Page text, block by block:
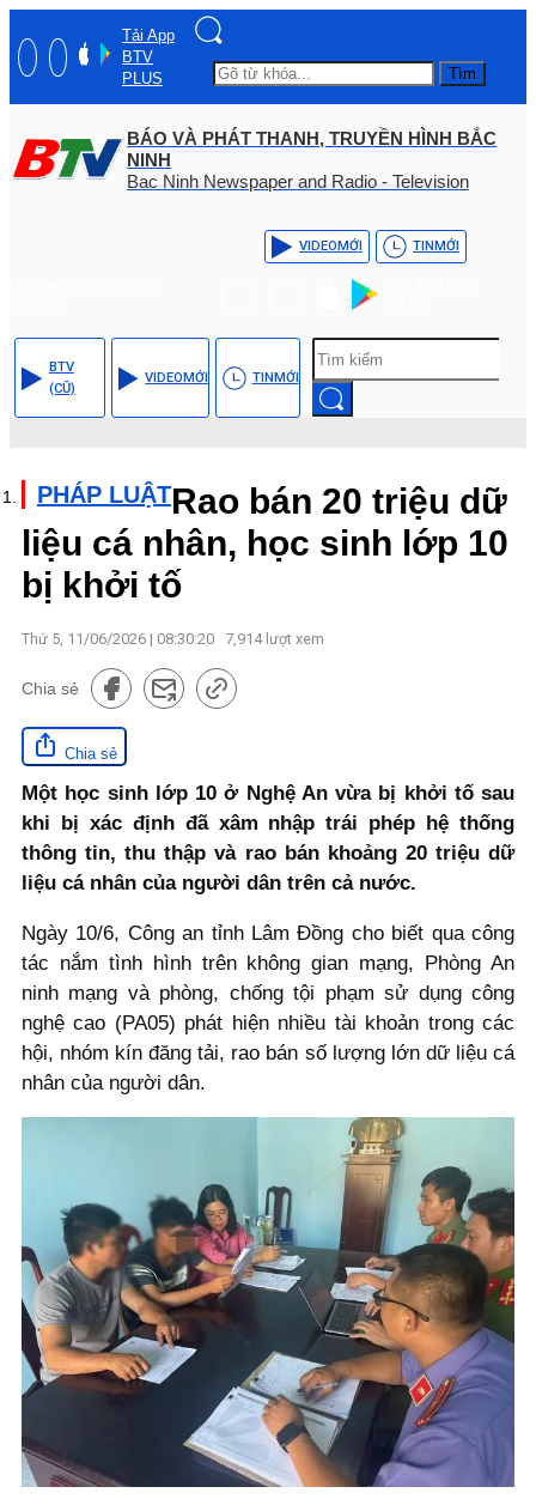
Tải App
BTV
PLUS
Tìm
BÁO VÀ PHÁT THANH, TRUYỀN HÌNH BẮC
NINH
Bac Ninh Newspaper and Radio - Television
VIDEOMỚI TINMỚI
BTV
(CŨ)
VIDEOMỚI TINMỚI
PHÁP LUẬTRao bán 20 triệu dữ
liệu cá nhân, học sinh lớp 10
bị khởi tố
Thứ 5, 11/06/2026 | 08:30:20 7,914lượt xem
Chia sẻ
Chia sẻ
Một học sinh lớp 10 ở Nghệ An vừa bị khởi tố sau
khi bị xác định đã xâm nhập trái phép hệ thống
thông tin, thu thập và rao bán khoảng 20 triệu dữ
liệu cá nhân của người dân trên cả nước.
Ngày 10/6, Công an tỉnh Lâm Đồng cho biết qua công
tác nắm tình hình trên không gian mạng, Phòng An
ninh mạng và phòng, chống tội phạm sử dụng công
nghệ cao (PA05) phát hiện nhiều tài khoản trong các
hội, nhóm kín đăng tải, rao bán số lượng lớn dữ liệu cá
nhân của người dân.